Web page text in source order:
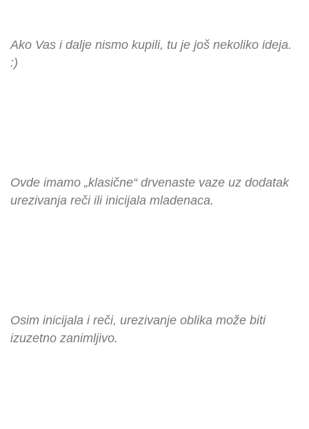
Ako Vas i dalje nismo kupili, tu je još nekoliko ideja.
:)
Ovde imamo „klasične“ drvenaste vaze uz dodatak
urezivanja reči ili inicijala mladenaca.
Osim inicijala i reči, urezivanje oblika može biti
izuzetno zanimljivo.